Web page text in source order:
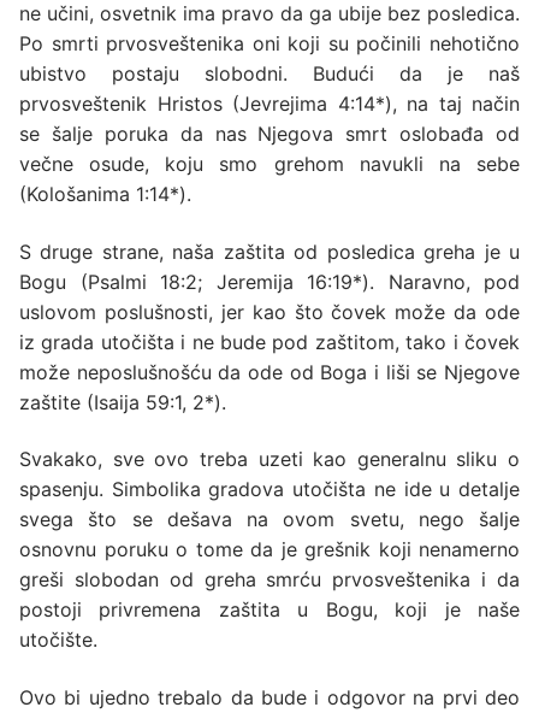
ne učini, osvetnik ima pravo da ga ubije bez posledica.
Po smrti prvosveštenika oni koji su počinili nehotično
ubistvo postaju slobodni. Budući da je naš
prvosveštenik Hristos (Jevrejima 4:14*), na taj način
se šalje poruka da nas Njegova smrt oslobađa od
večne osude, koju smo grehom navukli na sebe
(Kološanima 1:14*).
S druge strane, naša zaštita od posledica greha je u
Bogu (Psalmi 18:2; Jeremija 16:19*). Naravno, pod
uslovom poslušnosti, jer kao što čovek može da ode
iz grada utočišta i ne bude pod zaštitom, tako i čovek
može neposlušnošću da ode od Boga i liši se Njegove
zaštite (Isaija 59:1, 2*).
Svakako, sve ovo treba uzeti kao generalnu sliku o
spasenju. Simbolika gradova utočišta ne ide u detalje
svega što se dešava na ovom svetu, nego šalje
osnovnu poruku o tome da je grešnik koji nenamerno
greši slobodan od greha smrću prvosveštenika i da
postoji privremena zaštita u Bogu, koji je naše
utočište.
Ovo bi ujedno trebalo da bude i odgovor na prvi deo